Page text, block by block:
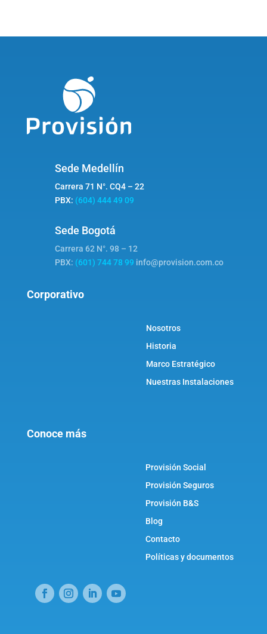
Sede Medellín
Carrera 71 N°. CQ4 – 22
PBX: (604) 444 49 09
Sede Bogotá
Carrera 62 N°. 98 – 12
PBX: (601) 744 78 99 info@provision.com.co
Corporativo
Nosotros
Historia
Marco Estratégico
Nuestras Instalaciones
Conoce más
Provisión Social
Provisión Seguros
Provisión B&S
Blog
Contacto
Políticas y documentos